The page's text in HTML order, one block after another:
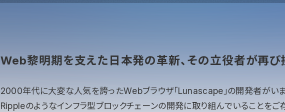
Web黎明期を支えた日本発の革新、その立役者が再び
2000年代に大変な人気を誇ったWebブラウザ「Lunascape」の開発者がい
Rippleのようなインフラ型ブロックチェーンの開発に取り組んでいることをご